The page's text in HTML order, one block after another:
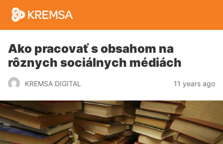
Ako pracovať s obsahom na
rôznych sociálnych médiách
KREMSA DIGITAL 11 years ago